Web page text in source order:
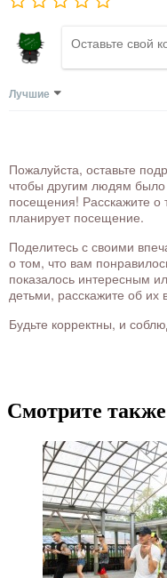
Лучшие
Пожалуйста, оставьте
чтобы другим людям
посещения! Расскажите о
планирует посещение.
Поделитесь с своими
о том, что вам
показалось интересным
детьми, расскажите об их
Будьте корректны, и
Смотрите